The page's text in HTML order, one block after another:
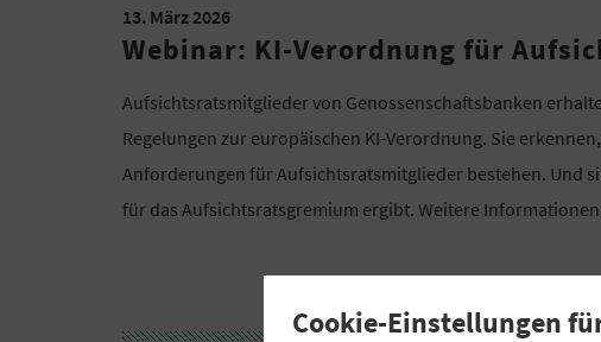
13. März 2026
Webinar: KI-Verordnung für
Aufsichtsratsmitglieder von Genossenschaftsbanken
Regelungen zur europäischen KI-Verordnung. Sie
Anforderungen für Aufsichtsratsmitglieder bestehen. Und
für das Aufsichtsratsgremium ergibt. Weitere
Cookie-Einstellungen